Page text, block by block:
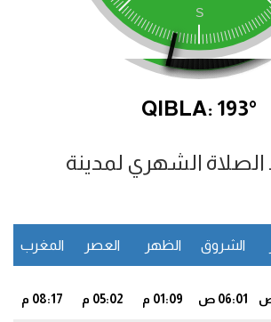
QIBLA: 193°
الصلاة الشهري لمدينة
الشروق الظهر العصر المغرب
06:01 ص 01:09 م 05:02 م 08:17 م